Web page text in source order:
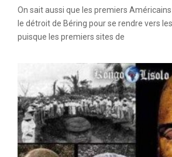
On sait aussi que les premiers Américains
le détroit de Béring pour se rendre vers
puisque les premiers sites de